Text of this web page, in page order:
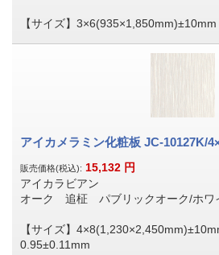
【サイズ】
アイカメラミン化粧板 JC-10127K/
販売価格(税込): 15,132 円
アイカラビアン
オーク 追柾 パブリックオーク/ホワ
【サイズ】
0.95±0.11mm